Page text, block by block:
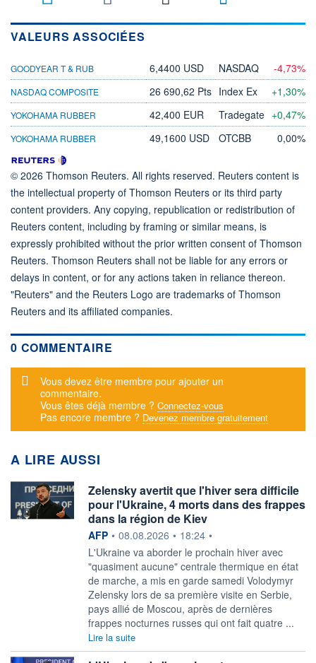
VALEURS ASSOCIÉES
GOODYEAR T & RUB 6,4400 USD NASDAQ -4,73%
NASDAQ COMPOSITE 26 690,62 Pts Index Ex +1,30%
YOKOHAMA RUBBER 42,400 EUR Tradegate +0,47%
YOKOHAMA RUBBER 49,1600 USD OTCBB 0,00%
© 2026 Thomson Reuters. All rights reserved. Reuters content is
the intellectual property of Thomson Reuters or its third party
content providers. Any copying, republication or redistribution of
Reuters content, including by framing or similar means, is
expressly prohibited without the prior written consent of Thomson
Reuters. Thomson Reuters shall not be liable for any errors or
delays in content, or for any actions taken in reliance thereon.
"Reuters" and the Reuters Logo are trademarks of Thomson
Reuters and its affiliated companies.
0 COMMENTAIRE
Message d'alerte
Vous devez être membre pour ajouter un
commentaire.
Vous êtes déjà membre ? Connectez-vous
Pas encore membre ? Devenez membre gratuitement
A LIRE AUSSI
Zelensky avertit que l'hiver sera difficile
pour l'Ukraine, 4 morts dans des frappes
dans la région de Kiev
information fournie par
AFP • 08.08.2026 • 18:24 •
L'Ukraine va aborder le prochain hiver avec
"quasiment aucune" centrale thermique en état
de marche, a mis en garde samedi Volodymyr
Zelensky lors de sa première visite en Serbie,
pays allié de Moscou, après de dernières
frappes nocturnes russes qui ont fait quatre ...
Lire la suite